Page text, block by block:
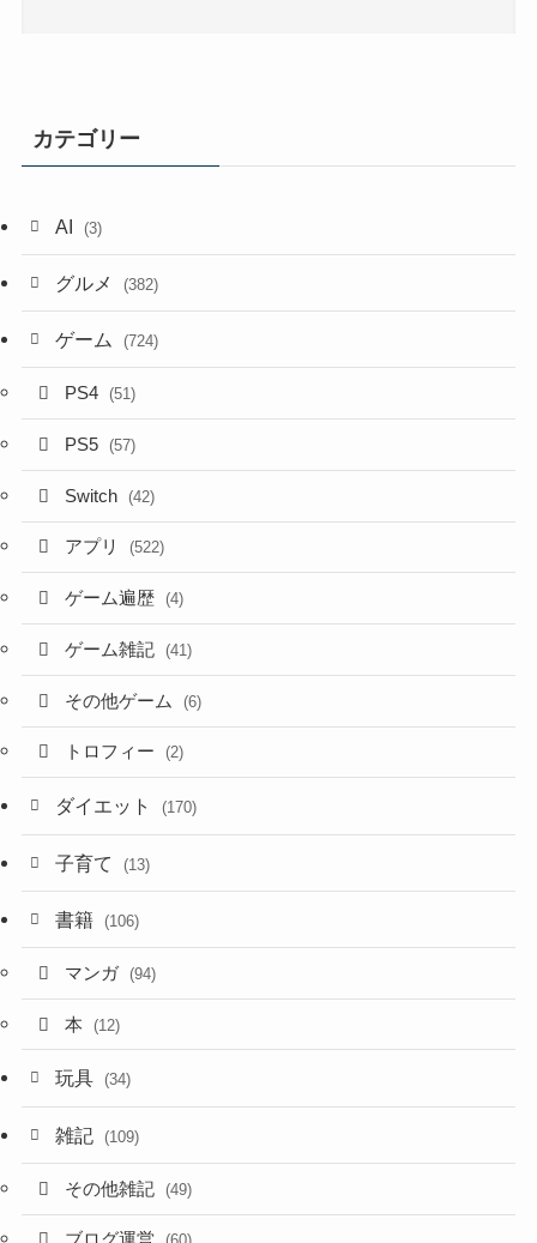
カテゴリー
AI (3)
グルメ (382)
ゲーム (724)
PS4 (51)
PS5 (57)
Switch (42)
アプリ (522)
ゲーム遍歴 (4)
ゲーム雑記 (41)
その他ゲーム (6)
トロフィー (2)
ダイエット (170)
子育て (13)
書籍 (106)
マンガ (94)
本 (12)
玩具 (34)
雑記 (109)
その他雑記 (49)